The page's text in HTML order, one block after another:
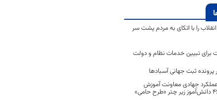
را با اتکای به مردم پشت سر
تبیین خدمات نظام و دولت
ثبت جهانی آسبادها
عملکرد جهادی معاونت آموزش